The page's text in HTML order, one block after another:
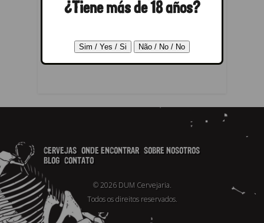
Lo siento, debes estarconectado
para publicar un comentario.
CERVEJAS ONDE ENCONTRAR
SOBRE NOSOTROS
BLOG
CONTATO
© 2026 DUM Cervejaria.
Todos os direitos reservados.
¿Tiene más de 18 años?